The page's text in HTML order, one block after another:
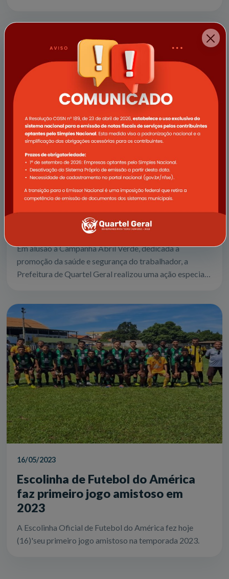
11/04/2025
Campanha Abril Verde promove
ações de saúde voltadas ao
trabalhador rural em Quartel Geral
Em alusão à Campanha Abril Verde, dedicada à
promoção da saúde e segurança do trabalhador, a
Prefeitura de Quartel Geral realizou uma ação especial
16/05/2023
Escolinha de Futebol do América
faz primeiro jogo amistoso em
2023
A Escolinha Oficial de Futebol do América fez hoje
(16)'seu primeiro jogo amistoso na temporada 2023.